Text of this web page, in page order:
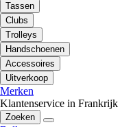
Tassen
Clubs
Trolleys
Handschoenen
Accessoires
Uitverkoop
Merken
Klantenservice in Frankrijk
Zoeken